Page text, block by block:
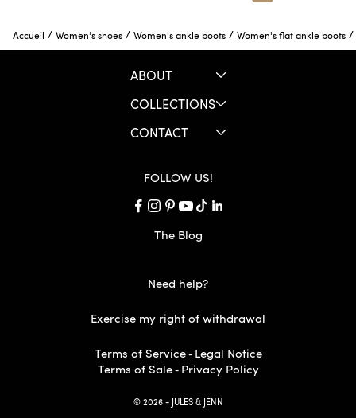
Accueil / Women's shoes / Women's ankle boots / Women's flat ankle boots /
ABOUT
COLLECTIONS
CONTACT
FOLLOW US!
The Blog
Need help?
Exercise my right of withdrawal
Terms of Service- Legal Notice
Terms of Sale- Privacy Policy
© 2026 - JULES & JENN